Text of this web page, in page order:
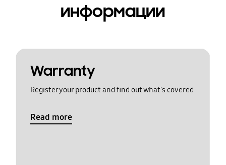
информации
Warranty
Register your product and find out what's covered
Read more